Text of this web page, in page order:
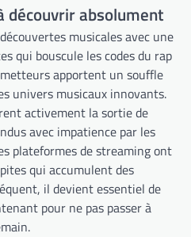
absolument
musicales avec une
qui bouscule les codes du rap
apportent un souffle
univers musicaux innovants.
activement la sortie de
avec impatience par les
plateformes de streaming ont
qui accumulent des
il devient essentiel de
pour ne pas passer à